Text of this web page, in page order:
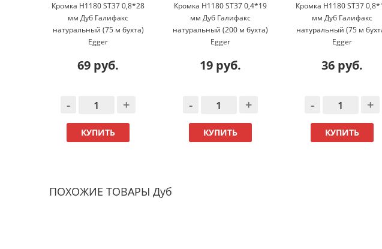
Кромка H1180 ST37 0,8*28
мм Дуб Галифакс
натуральный (75 м бухта)
Egger
69 руб.
- +
КУПИТЬ
Кромка H1180 ST37 0,4*19
мм Дуб Галифакс
натуральный (200 м бухта)
Egger
19 руб.
- +
КУПИТЬ
Кромка H1180 ST37
мм Дуб Галифакс
натуральный (75 м
Egger
36 руб.
- +
КУПИТЬ
ПОХОЖИЕ ТОВАРЫ Дуб